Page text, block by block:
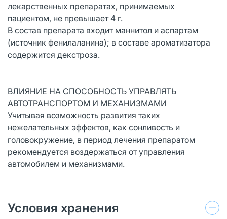
лекарственных препаратах, принимаемых
пациентом, не превышает 4 г.
В состав препарата входит маннитол и аспартам
(источник фенилаланина); в составе ароматизатора
содержится декстроза.
ВЛИЯНИЕ НА СПОСОБНОСТЬ УПРАВЛЯТЬ
АВТОТРАНСПОРТОМ И МЕХАНИЗМАМИ
Учитывая возможность развития таких
нежелательных эффектов, как сонливость и
головокружение, в период лечения препаратом
рекомендуется воздержаться от управления
автомобилем и механизмами.
Условия хранения